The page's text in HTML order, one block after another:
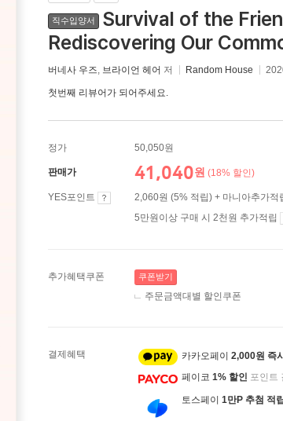
직수입양서
Survival of the
Rediscovering Our
버네사 우즈, 브라이언 헤어 저 Random House
첫번째 리뷰어가 되어주세요.
정가 50,050원
판매가 41,040원 (18% 할인)
YES포인트
2,060원 (5% 적립) + 마니아추가적
5만원이상 구매 시 2천원 추가적립
추가혜택쿠폰 쿠폰받기
주문금액대별 할인쿠폰
결제혜택 카카오페이 2,000원 즉
페이코 1% 할인 포인트
토스페이 1만P 추첨 적립